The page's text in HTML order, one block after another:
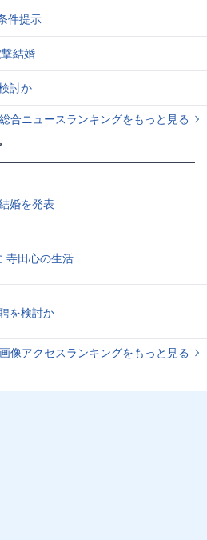
件提示
結婚
討か
総合ニュースランキングをもっと見る
婚を発表
田心の生活
を検討か
画像アクセスランキングをもっと見る